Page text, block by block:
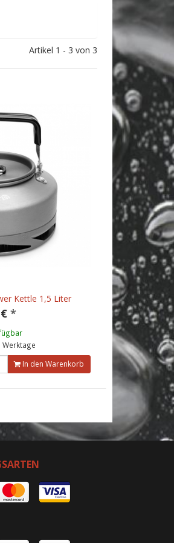
Artikel 1 - 3 von 3
Kettle 1,5 Liter
*
Werktage
In den Warenkorb